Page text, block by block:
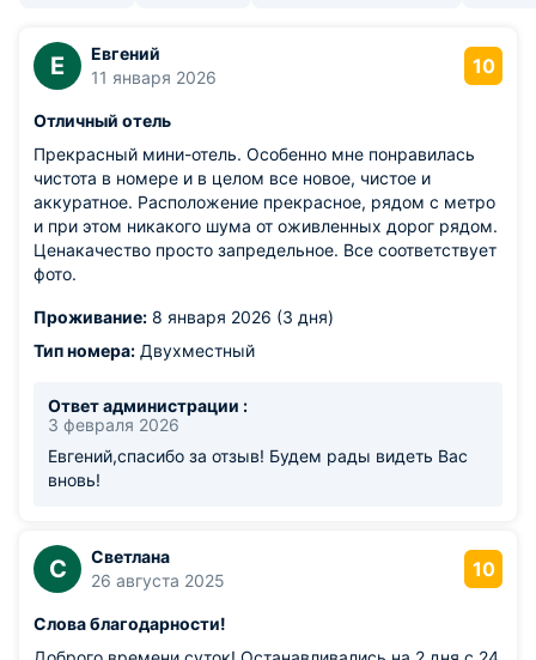
Е
Евгений
11 января 2026
10
Отличный отель
Прекрасный мини-отель. Особенно мне понравилась
чистота в номере и в целом все новое, чистое и
аккуратное. Расположение прекрасное, рядом с метро
и при этом никакого шума от оживленных дорог рядом.
Ценакачество просто запредельное. Все соответствует
фото.
Проживание: 8 января 2026 (3 дня)
Тип номера: Двухместный
Ответ администрации :
3 февраля 2026
Евгений,спасибо за отзыв! Будем рады видеть Вас
вновь!
С
Светлана
26 августа 2025
10
Слова благодарности!